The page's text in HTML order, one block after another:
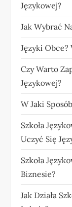
Językowej?
Jak Wybrać
Języki Obce?
Czy Warto
Językowej?
W Jaki
Szkoła
Uczyć Się
Szkoła
Biznesie?
Jak Działa